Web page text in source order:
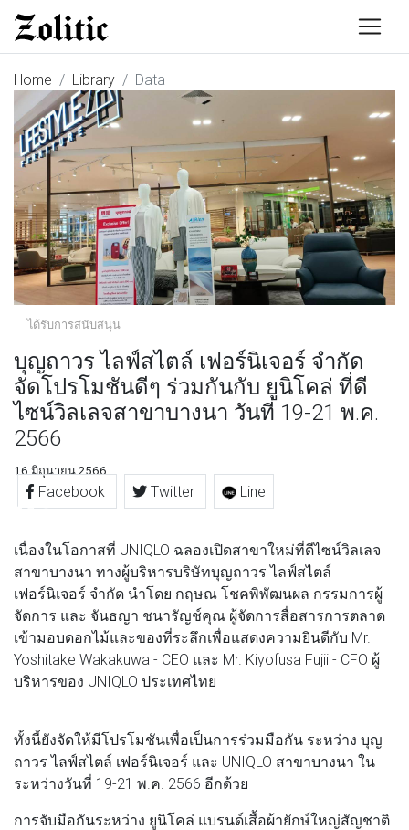
Home Library Data
ได้รับการสนับสนุน
บุญถาวร ไลฟ์สไตล์ เฟอร์นิเจอร์ จำกัด
จัดโปรโมชันดีๆ ร่วมกันกับ ยูนิโคล่ ที่ดี
ไซน์วิลเลจสาขาบางนา วันที่ 19-21 พ.ค.
2566
16 มิถุนายน 2566
Facebook Twitter Line
เนื่องในโอกาสที่ UNIQLO ฉลองเปิดสาขาใหม่ที่ดีไซน์วิลเลจ
สาขาบางนา ทางผู้บริหารบริษัทบุญถาวร ไลฟ์สไตล์
เฟอร์นิเจอร์ จำกัด นำโดย กฤษณ โชคพิพัฒนผล กรรมการผู้
จัดการ และ จันธญา ชนารัญช์คุณ ผู้จัดการสื่อสารการตลาด
เข้ามอบดอกไม้และของที่ระลึกเพื่อแสดงความยินดีกับ Mr.
Yoshitake Wakakuwa - CEO และ Mr. Kiyofusa Fujii - CFO ผู้
บริหารของ UNIQLO ประเทศไทย
ทั้งนี้ยังจัดให้มีโปรโมชันเพื่อเป็นการร่วมมือกัน ระหว่าง บุญ
ถาวร ไลฟ์สไตล์ เฟอร์นิเจอร์ และ UNIQLO สาขาบางนา ใน
ระหว่างวันที่ 19-21 พ.ค. 2566 อีกด้วย
การจับมือกันระหว่าง ยูนิโคล่ แบรนด์เสื้อผ้ายักษ์ใหญ่สัญชาติ